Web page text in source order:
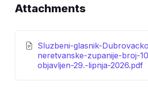
Attachments
Sluzbeni-glasnik-
neretvanske-zupanije-broj-
objavljen-29.-lipnja-2026.pdf